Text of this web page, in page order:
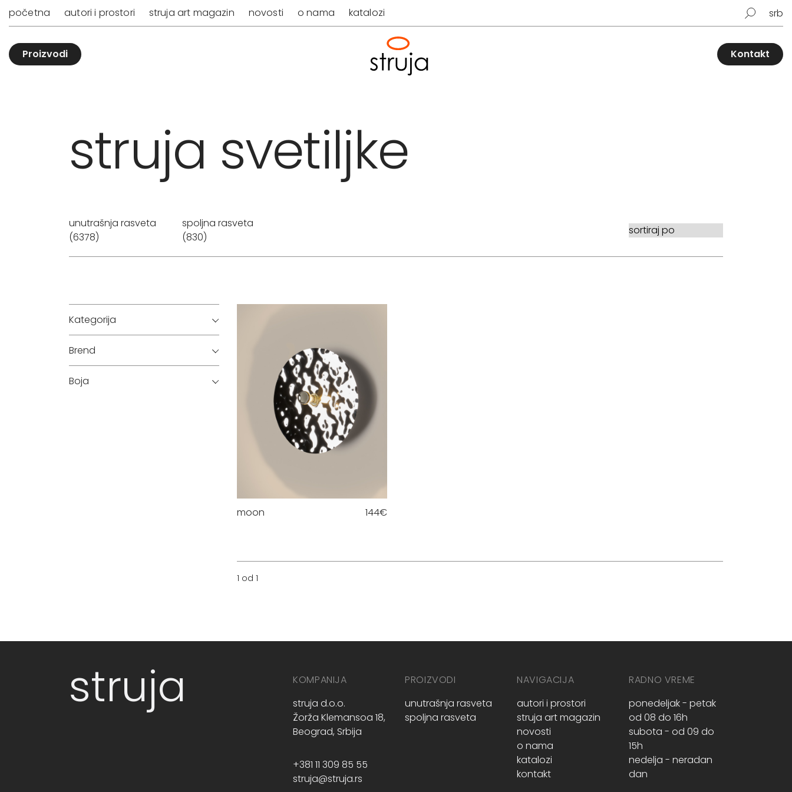
početna autori i prostori struja art magazin novosti o nama katalozi srb
Proizvodi Kontakt
struja svetiljke
unutrašnja rasveta
(6378)
spoljna rasveta
(830)
Kategorija
Brend
Boja
moon 144€
1 od 1
struja
KOMPANIJA
struja d.o.o.
Žorža Klemansoa 18,
Beograd, Srbija
+381 11 309 85 55
struja@struja.rs
PROIZVODI
unutrašnja rasveta
spoljna rasveta
NAVIGACIJA
autori i prostori
struja art magazin
novosti
o nama
katalozi
kontakt
RADNO VREME
ponedeljak - petak
od 08 do 16h
subota - od 09 do
15h
nedelja - neradan
dan